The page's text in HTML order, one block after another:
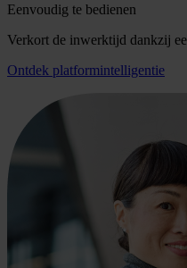
Eenvoudig te bedienen
Verkort de inwerktijd dankzij
Ontdek platformintelligentie